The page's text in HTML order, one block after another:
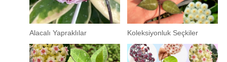
Alacalı Yapraklılar Koleksiyonluk Seçkiler